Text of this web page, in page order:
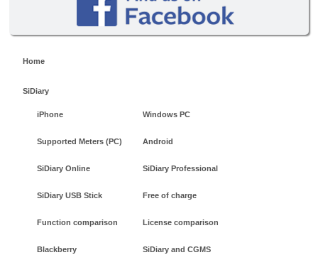
Home
SiDiary
iPhone Windows PC
Supported Meters (PC) Android
SiDiary Online SiDiary Professional
SiDiary USB Stick Free of charge
Function comparison License comparison
Blackberry SiDiary and CGMS